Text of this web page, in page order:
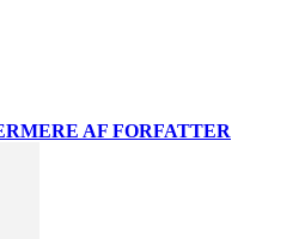
MERE AF FORFATTER